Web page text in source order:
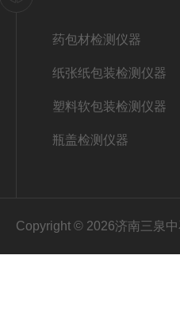
药包材检测仪器
纸张纸包装检测仪器
塑料软包装检测仪器
瓶盖检测仪器
Copyright © 2026济南三泉